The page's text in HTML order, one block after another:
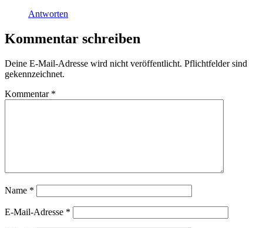
Antworten
Kommentar schreiben
Deine E-Mail-Adresse wird nicht veröffentlicht. Pflichtfelder sind
gekennzeichnet.
Kommentar *
Name *
E-Mail-Adresse *